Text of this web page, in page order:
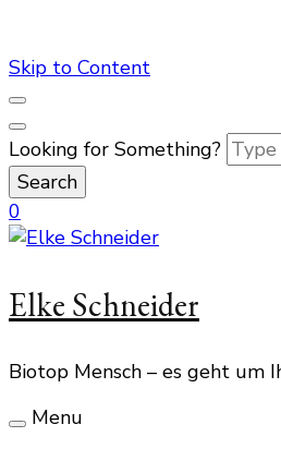
Skip to Content
Looking for Something?
0
Elke Schneider
Biotop Mensch – es geht um
Menu